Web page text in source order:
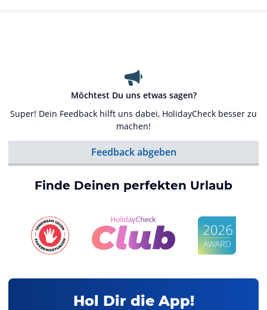
Möchtest Du uns etwas sagen?
Super! Dein Feedback hilft uns dabei, HolidayCheck besser zu
machen!
Feedback abgeben
Finde Deinen perfekten Urlaub
Hol Dir die App!